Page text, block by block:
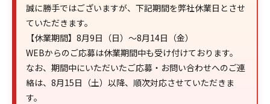
誠に勝手ではございますが、下記期間を弊社休業日とさせ
ていただきます。
【休業期間】8月9日（日）～8月14日（金）
WEBからのご応募は休業期間中も受け付けております。
なお、期間中にいただいたご応募・お問い合わせへのご連
絡は、8月15日（土）以降、順次対応させていただきま
す。